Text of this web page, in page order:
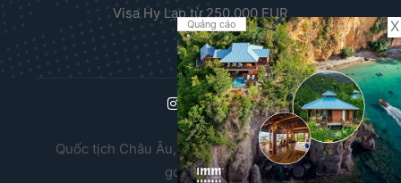
Visa Hy Lạp từ 250.000 EUR
Quốc tịch Châu Âu, Thường trú nhân Châu Âu,
golden visa
Quảng cáo X